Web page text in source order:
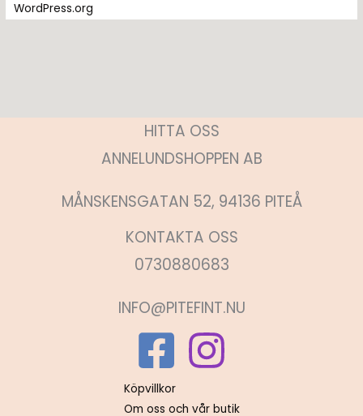
WordPress.org
HITTA OSS
ANNELUNDSHOPPEN AB
MÅNSKENSGATAN 52, 94136 PITEÅ
KONTAKTA OSS
0730880683
INFO@PITEFINT.NU
Köpvillkor
Om oss och vår butik